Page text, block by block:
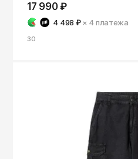
17 990 ₽
4 498 ₽ × 4платежа
30